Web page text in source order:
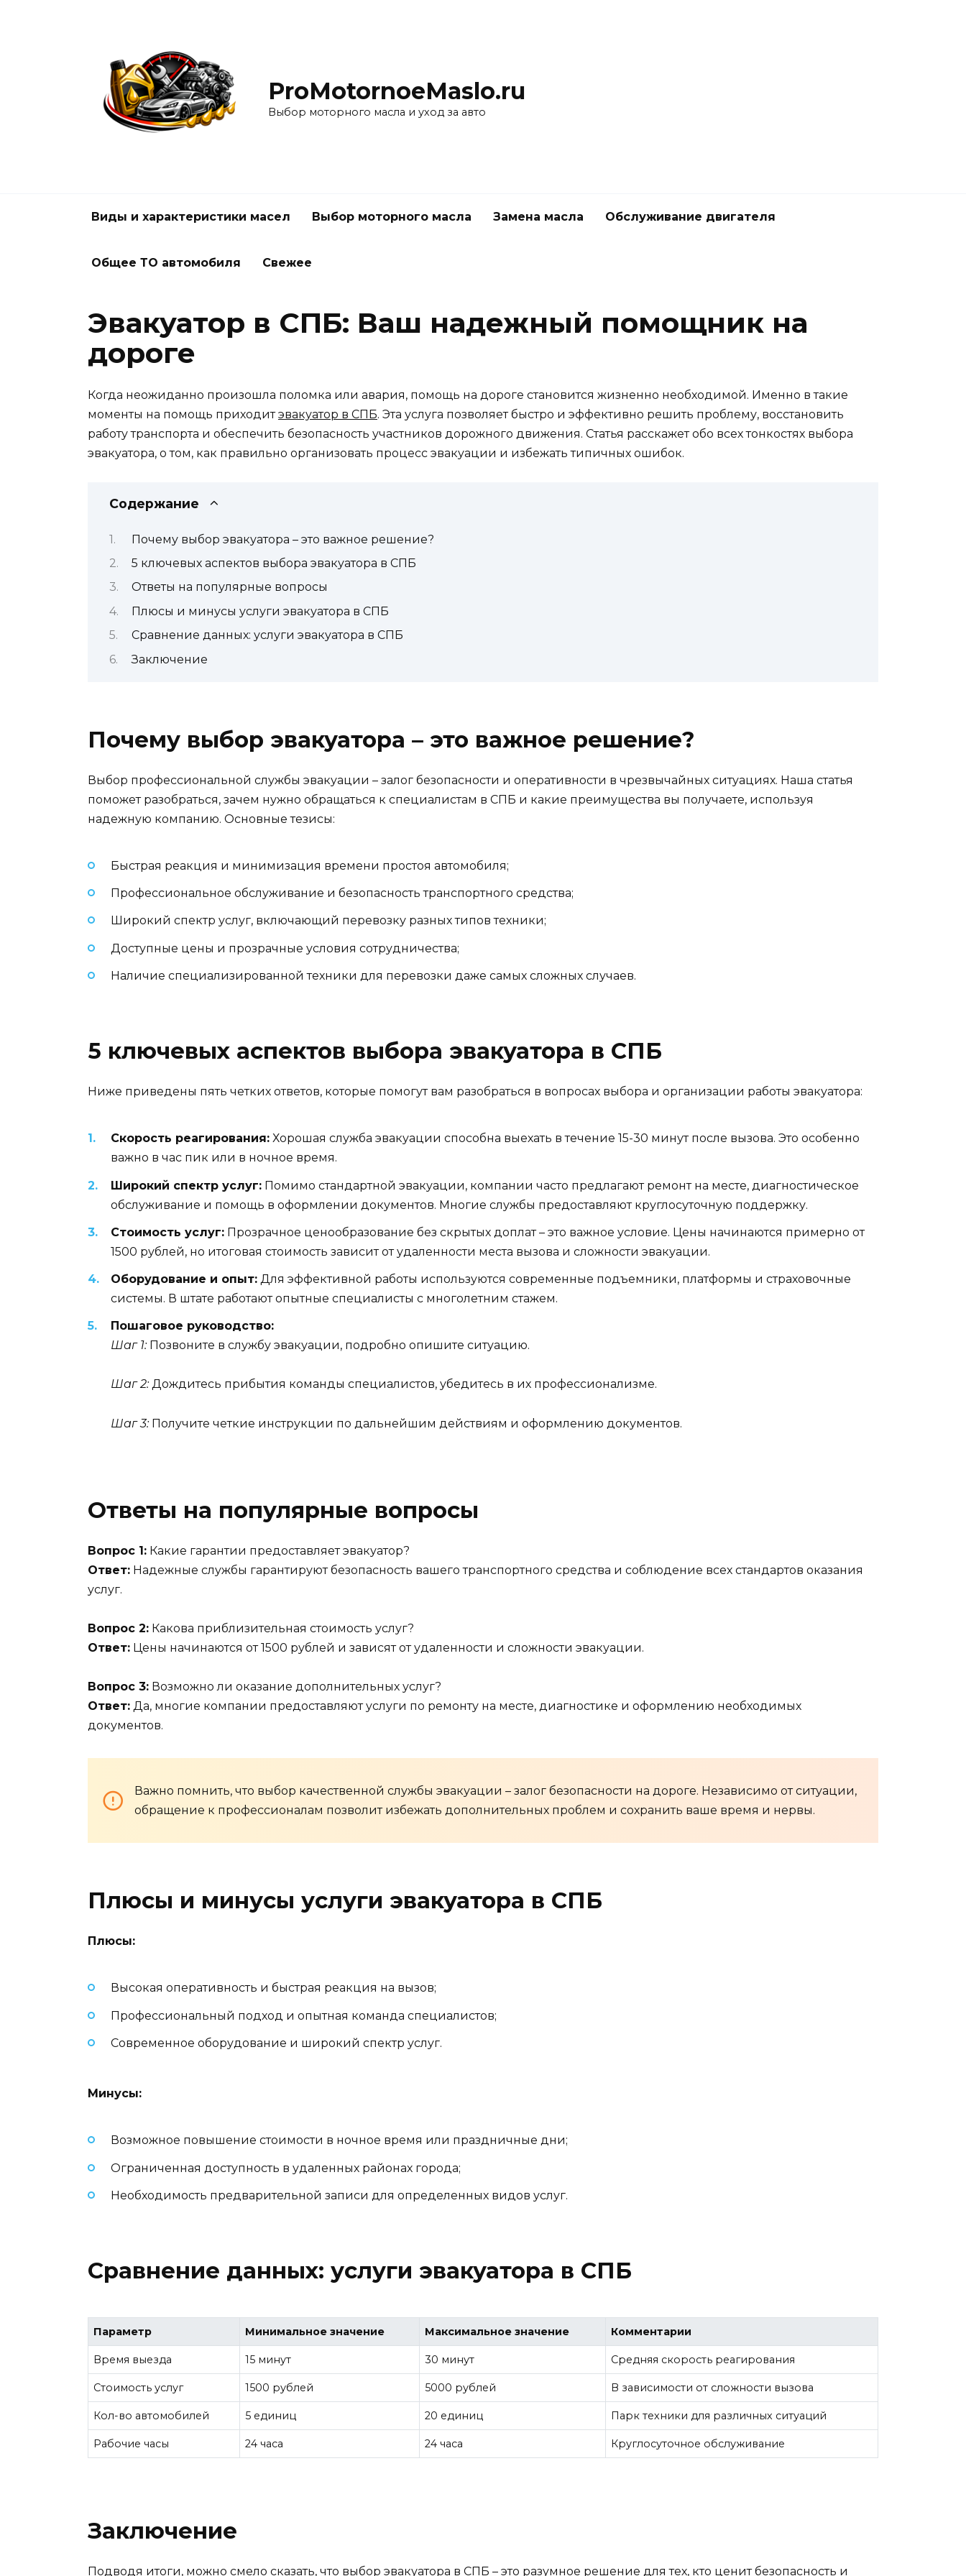
ProMotornoeMaslo.ru
Выбор моторного масла и уход за авто
Виды и характеристики масел Выбор моторного масла Замена масла Обслуживание двигателя
Общее ТО автомобиля Свежее
Эвакуатор в СПБ: Ваш надежный помощник на
дороге
Когда неожиданно произошла поломка или авария, помощь на дороге становится жизненно необходимой. Именно в такие
моменты на помощь приходитэвакуатор в СПБ. Эта услуга позволяет быстро и эффективно решить проблему, восстановить
работу транспорта и обеспечить безопасность участников дорожного движения. Статья расскажет обо всех тонкостях выбора
эвакуатора, о том, как правильно организовать процесс эвакуации и избежать типичных ошибок.
Содержание
Почему выбор эвакуатора – это важное решение?
5 ключевых аспектов выбора эвакуатора в СПБ
Ответы на популярные вопросы
Плюсы и минусы услуги эвакуатора в СПБ
Сравнение данных: услуги эвакуатора в СПБ
Заключение
Почему выбор эвакуатора – это важное решение?
Выбор профессиональной службы эвакуации – залог безопасности и оперативности в чрезвычайных ситуациях. Наша статья
поможет разобраться, зачем нужно обращаться к специалистам в СПБ и какие преимущества вы получаете, используя
надежную компанию. Основные тезисы:
Быстрая реакция и минимизация времени простоя автомобиля;
Профессиональное обслуживание и безопасность транспортного средства;
Широкий спектр услуг, включающий перевозку разных типов техники;
Доступные цены и прозрачные условия сотрудничества;
Наличие специализированной техники для перевозки даже самых сложных случаев.
5 ключевых аспектов выбора эвакуатора в СПБ
Ниже приведены пять четких ответов, которые помогут вам разобраться в вопросах выбора и организации работы эвакуатора:
Скорость реагирования: Хорошая служба эвакуации способна выехать в течение 15-30 минут после вызова. Это особенно
важно в час пик или в ночное время.
Широкий спектр услуг: Помимо стандартной эвакуации, компании часто предлагают ремонт на месте, диагностическое
обслуживание и помощь в оформлении документов. Многие службы предоставляют круглосуточную поддержку.
Стоимость услуг: Прозрачное ценообразование без скрытых доплат – это важное условие. Цены начинаются примерно от
1500 рублей, но итоговая стоимость зависит от удаленности места вызова и сложности эвакуации.
Оборудование и опыт: Для эффективной работы используются современные подъемники, платформы и страховочные
системы. В штате работают опытные специалисты с многолетним стажем.
Пошаговое руководство:
Шаг 1:Позвоните в службу эвакуации, подробно опишите ситуацию.
Шаг 2:Дождитесь прибытия команды специалистов, убедитесь в их профессионализме.
Шаг 3:Получите четкие инструкции по дальнейшим действиям и оформлению документов.
Ответы на популярные вопросы
Вопрос 1: Какие гарантии предоставляет эвакуатор?
Ответ: Надежные службы гарантируют безопасность вашего транспортного средства и соблюдение всех стандартов оказания
услуг.
Вопрос 2: Какова приблизительная стоимость услуг?
Ответ: Цены начинаются от 1500 рублей и зависят от удаленности и сложности эвакуации.
Вопрос 3: Возможно ли оказание дополнительных услуг?
Ответ: Да, многие компании предоставляют услуги по ремонту на месте, диагностике и оформлению необходимых
документов.
Важно помнить, что выбор качественной службы эвакуации – залог безопасности на дороге. Независимо от ситуации,
обращение к профессионалам позволит избежать дополнительных проблем и сохранить ваше время и нервы.
Плюсы и минусы услуги эвакуатора в СПБ
Плюсы:
Высокая оперативность и быстрая реакция на вызов;
Профессиональный подход и опытная команда специалистов;
Современное оборудование и широкий спектр услуг.
Минусы:
Возможное повышение стоимости в ночное время или праздничные дни;
Ограниченная доступность в удаленных районах города;
Необходимость предварительной записи для определенных видов услуг.
Сравнение данных: услуги эвакуатора в СПБ
Параметр Минимальное значение Максимальное значение Комментарии
Время выезда 15 минут 30 минут Средняя скорость реагирования
Стоимость услуг 1500 рублей 5000 рублей В зависимости от сложности вызова
Кол-во автомобилей 5 единиц 20 единиц Парк техники для различных ситуаций
Рабочие часы 24 часа 24 часа Круглосуточное обслуживание
Заключение
Подводя итоги, можно смело сказать, что выбор эвакуатора в СПБ – это разумное решение для тех, кто ценит безопасность и